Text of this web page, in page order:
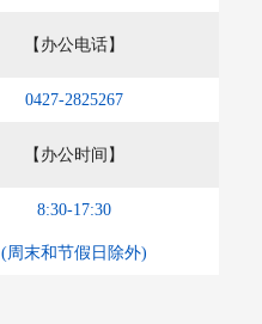
【办公电话】
0427-2825267
【办公时间】
8:30-17:30
(周末和节假日除外)